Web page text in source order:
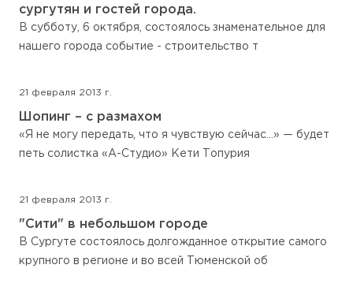
сургутян и гостей города.
В субботу, 6 октября, состоялось знаменательное для
нашего города событие - строительство т
21 февраля 2013 г.
Шопинг – с размахом
«Я не могу передать, что я чувствую сейчас…» — будет
петь солистка «А-Студио» Кети Топурия
21 февраля 2013 г.
"Сити" в небольшом городе
В Сургуте состоялось долгожданное открытие самого
крупного в регионе и во всей Тюменской об